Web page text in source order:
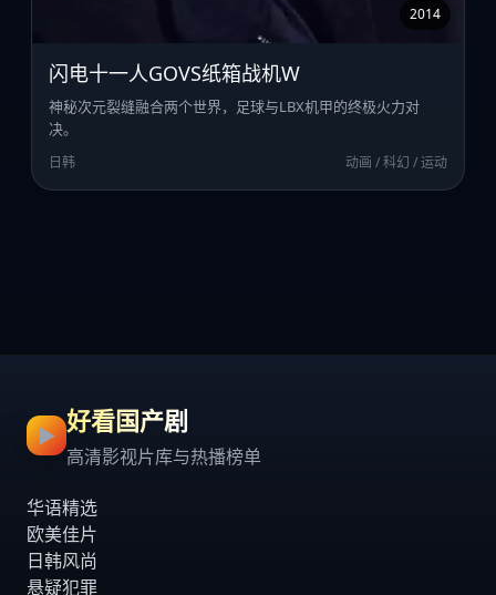
2014
闪电十一人GOVS纸箱战机W
神秘次元裂缝融合两个世界，足球与LBX机甲的终极火力对
决。
日韩 动画 / 科幻 / 运动
▶ 好看国产剧
高清影视片库与热播榜单
华语精选
欧美佳片
日韩风尚
悬疑犯罪